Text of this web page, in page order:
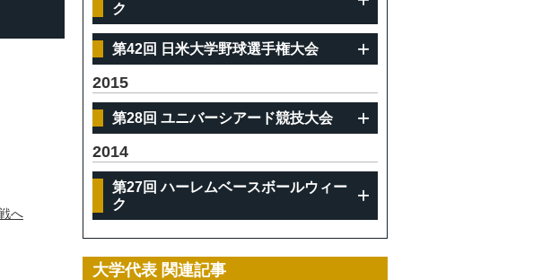
へ
ク
第42回 日米大学野球選手権大会
2015
第28回 ユニバーシアード競技大会
2014
第27回 ハーレムベースボールウィー
ク
大学代表 関連記事